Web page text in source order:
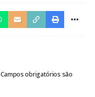
Campos obrigatórios são